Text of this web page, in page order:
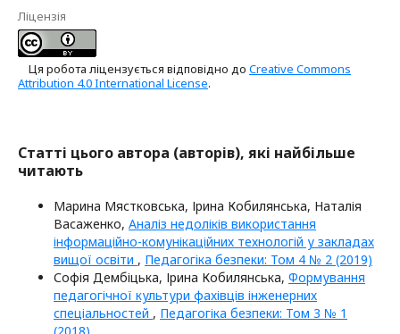
Ліцензія
Ця робота ліцензується відповідно до Creative Commons
Attribution 4.0 International License.
Статті цього автора (авторів), які найбільше
читають
Марина Мястковська, Ірина Кобилянська, Наталія
Васаженко, Аналіз недоліків використання
інформаційно-комунікаційних технологій у закладах
вищої освіти , Педагогіка безпеки: Том 4 № 2 (2019)
Софія Дембіцька, Ірина Кобилянська, Формування
педагогічної культури фахівців інженерних
спеціальностей , Педагогіка безпеки: Том 3 № 1